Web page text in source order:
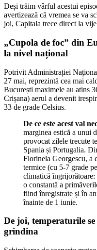
Deși trăim vârful acestui
avertizează că vremea se va
joi, Capitala trece direct la
„Cupola de foc” din
la nivel național
Potrivit Administrației
27 mai, reprezintă cea mai
București maximele au atins
Crișana) aerul a devenit
33 de grade Celsius.
De ce este acest val
marginea estică a unui
provocat zilele trecute
Spania și Portugalia.
Florinela Georgescu, a
termice (cu 5-7 grade
climatică
o constantă a
fiind înregistrate și în
înainte de 1 iunie.
De joi, temperaturile
grindina